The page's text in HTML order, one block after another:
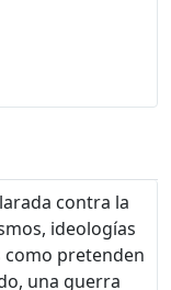
contra la
ideologías
como pretenden
una guerra